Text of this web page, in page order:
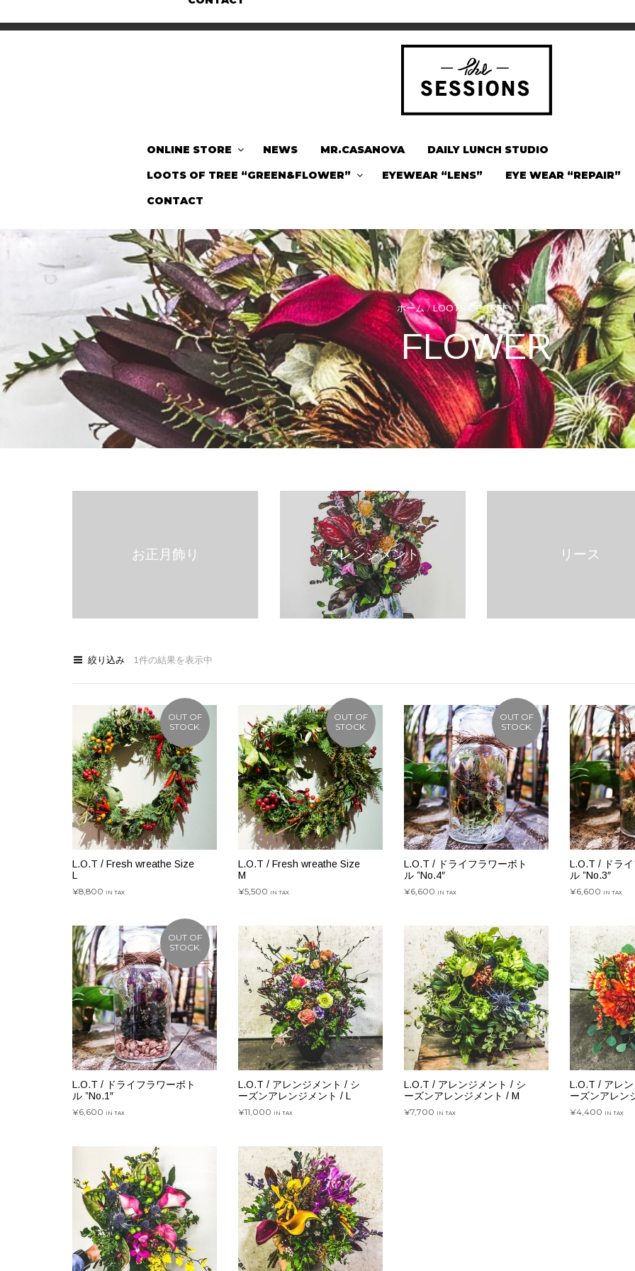
ONLINE STORE NEWS MR.CASANOVA
DAILY LUNCH STUDIO
LOOTS OF TREE “GREEN&FLOWER”
EYEWEAR “LENS”
EYE WEAR “REPAIR”
CONTACT
ホーム/LOOTS OF TREE/ FLOWER
FLOWER
お正月飾り アレンジメント リース
絞り込み 1件の結果を表示中
OUT OF
STOCK.
L.O.T / Fresh wreathe Size
L
¥8,800 IN TAX
OUT OF
STOCK.
L.O.T / Fresh wreathe Size
M
¥5,500 IN TAX
OUT OF
STOCK.
L.O.T / ドライフラワーボト
ル ”No.4″
¥6,600 IN TAX
L.O.T / ドラ
ル ”No.3″
¥6,600 IN TAX
OUT OF
STOCK.
L.O.T / ドライフラワーボト
ル ”No.1″
¥6,600 IN TAX
L.O.T / アレンジメント / シ
ーズンアレンジメント / L
¥11,000 IN TAX
L.O.T / アレンジメント / シ
ーズンアレンジメント / M
¥7,700 IN TAX
L.O.T / アレ
ーズンアレン
¥4,400 IN TAX